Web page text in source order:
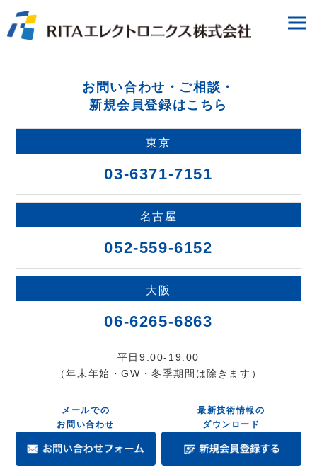
お問い合わせ・ご相談・
新規会員登録はこちら
東京
03-6371-7151
名古屋
052-559-6152
大阪
06-6265-6863
平日9:00-19:00
（年末年始・GW・冬季期間は除きます）
メールでの
お問い合わせ
最新技術情報の
ダウンロード